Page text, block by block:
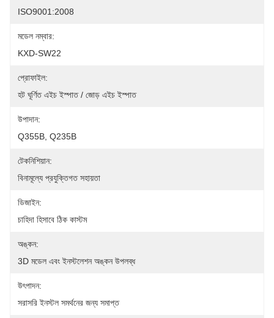
ISO9001:2008
মডেল নম্বার:
KXD-SW22
প্রোফাইল:
হট ঘূর্ণিত এইচ ইস্পাত / জোড় এইচ ইস্পাত
উপাদান:
Q355B, Q235B
টেকনিশিয়ান:
বিনামূল্যে প্রযুক্তিগত সহায়তা
ডিজাইন:
চাহিদা হিসাবে ঠিক কাস্টম
অঙ্কন:
3D মডেল এবং ইনস্টলেশন অঙ্কন উপলব্ধ
উৎপাদন:
সরাসরি ইনস্টল সমর্থনের জন্য সমাপ্ত